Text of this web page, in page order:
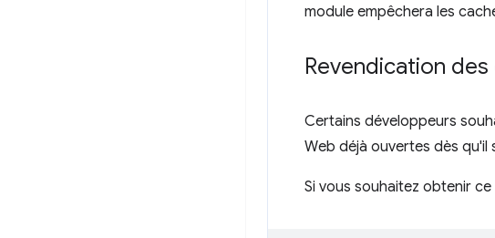
module empêchera les
Revendication
Certains développeurs
Web déjà ouvertes dès
Si vous souhaitez obtenir